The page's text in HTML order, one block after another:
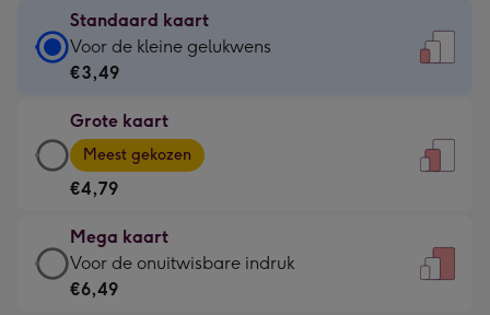
Standaard kaart
Standaard
kaart
€3,49
-
Voor
kleine
gelukwens
-
Voor de kleine gelukwens
€3,49
Grote kaart
Grote
kaart
-
€4,79
-
Meest
gekozen
Meest gekozen
€4,79
Mega kaart
Mega
kaart
Voor de onuitwisbare indruk
€6,49